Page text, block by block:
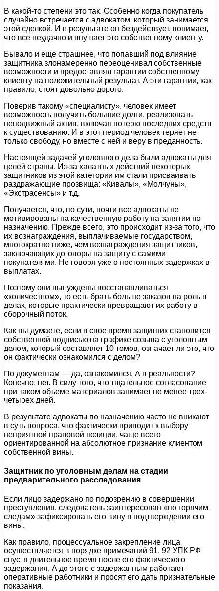
В какой-то степени это так. Особенно когда покупатель
случайно встречается с адвокатом, который занимается
этой сделкой. И в результате он бездействует, понимает,
что все неудачно и внушает это собственному клиенту.
Бывало и еще страшнее, что попавший под влияние
защитника злонамеренно переоценивал собственные
возможности и предоставлял гарантии собственному
клиенту на положительный результат. А эти гарантии, как
правило, стоят довольно дорого.
Поверив такому «специалисту», человек имеет
возможность получить большие долги, реализовать
неподвижный актив, включая потерю последних средств
к существованию. И в этот период человек теряет не
только свободу, но вместе с ней и веру в преданность.
Настоящей задачей уголовного дела были адвокаты для
целей страны. Из-за халатных действий некоторых
защитников из этой категории им стали присваивать
раздражающие прозвища: «Кивалы», «Молчуны»,
«Экстрасенсы» и т.д.
Получается, что, по сути, почти все адвокаты не
мотивированы на качественную работу на занятии по
назначению. Прежде всего, это происходит из-за того, что
их вознаграждения, выплачиваемые государством,
многократно ниже, чем вознаграждения защитников,
заключающих договоры на защиту с самими
покупателями. Не говоря уже о постоянных задержках в
выплатах.
Поэтому они вынуждены восстанавливаться
«количеством», то есть брать больше заказов на роль в
делах, которые практически превращают их работу в
сборочный поток.
Как вы думаете, если в свое время защитник становится
собственной подписью на графике созыва с уголовным
делом, который составляет 10 томов, означает ли это, что
он фактически ознакомился с делом?
По документам — да, ознакомился. А в реальности?
Конечно, нет. В силу того, что тщательное согласование
при таком объеме материалов занимает не менее трех-
четырех дней.
В результате адвокаты по назначению часто не вникают
в суть вопроса, что фактически приводит к выбору
неприятной правовой позиции, чаще всего
ориентированной на абсолютное признание клиентом
собственной вины.
Защитник по уголовным делам на стадии
предварительного расследования
Если лицо задержано по подозрению в совершении
преступления, следователь заинтересован «по горячим
следам» зафиксировать его вину в подтверждении его
вины.
Как правило, процессуальное закрепление лица
осуществляется в порядке примечаний 91. 92 УПК РФ
спустя длительное время после его фактического
задержания. А до этого с задержанным работают
оперативные работники и просят его дать признательные
показания.